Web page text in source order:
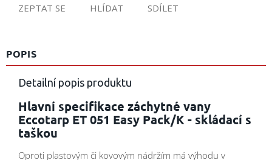
ZEPTAT SE HLÍDAT SDÍLET
POPIS
Detailní popis produktu
Hlavní specifikace záchytné vany
Eccotarp ET 051 Easy Pack/K - skládací s
taškou
Oproti plastovým či kovovým nádržím má výhodu v